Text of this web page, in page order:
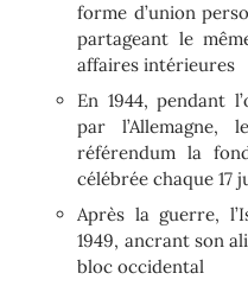
forme d’union
partageant le
affaires intérieures
En 1944, pendant
par l’Allemagne,
référendum la
célébrée chaque 17
Après la guerre,
1949, ancrant son
bloc occidental